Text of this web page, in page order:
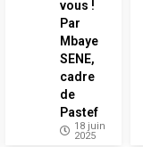
vous !
Par
Mbaye
SENE,
cadre
de
Pastef
18 juin
2025